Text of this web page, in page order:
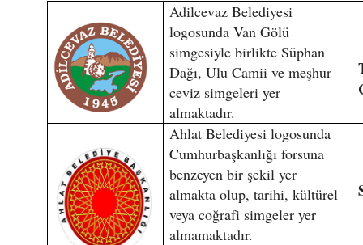
Adilcevaz Belediyesi
logosunda Van Gölü
simgesiyle birlikte Süphan
Dağı, Ulu Camii ve meşhur
ceviz simgeleri yer
almaktadır.
Ahlat Belediyesi logosunda
Cumhurbaşkanlığı forsuna
benzeyen bir şekil yer
almakta olup, tarihi, kültürel
veya coğrafi simgeler yer
almamaktadır.